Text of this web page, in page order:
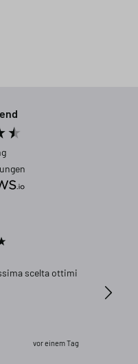
scelta ottimi
vor einem Tag